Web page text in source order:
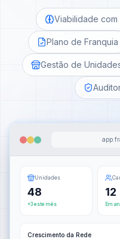
Viabilidade com
Plano de Franquia
Gestão de
Unidades
48
+3 este mês
12
Em
Crescimento da Rede